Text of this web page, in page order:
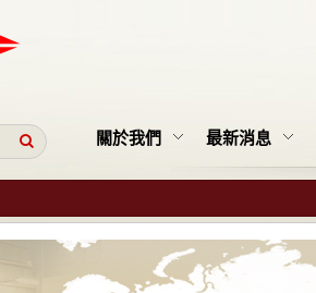
關於我們 最新消息